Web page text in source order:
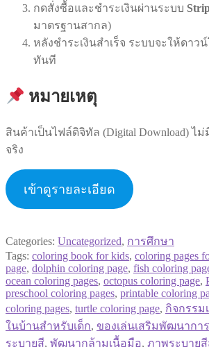
กดสั่งซื้อและชำระเงินผ่านระบบ
มาตรฐานสากล)
หลังชำระเงินสำเร็จ ระบบจะให้ดาว
ทันที
หมายเหตุ
สินค้าเป็นไฟล์ดิจิทัล (Digital Download) ไ
จริง
เข้าดูรายละเอียด
Categories: Uncategorized, การศึกษา
Tags: coloring book for kids, coloring pages
page, dolphin coloring page, fish coloring
ocean coloring pages, octopus coloring page,
preschool coloring pages, printable coloring
coloring pages, turtle coloring page, กิจกรรม
ในบ้านสำหรับเด็ก, ของเล่นเสริมพัฒนาการ
ระบายสี, พัฒนากล้ามเนื้อมือ, ภาพระบายสี